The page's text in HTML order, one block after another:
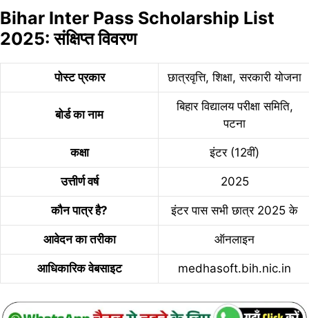
Bihar Inter Pass Scholarship List
2025: संक्षिप्त विवरण
पोस्ट प्रकार छात्रवृत्ति, शिक्षा, सरकारी योजना
बोर्ड का नाम
बिहार विद्यालय परीक्षा समिति,
पटना
कक्षा इंटर (12वीं)
उत्तीर्ण वर्ष 2025
कौन पात्र है? इंटर पास सभी छात्र 2025 के
आवेदन का तरीका ऑनलाइन
आधिकारिक वेबसाइट medhasoft.bih.nic.in